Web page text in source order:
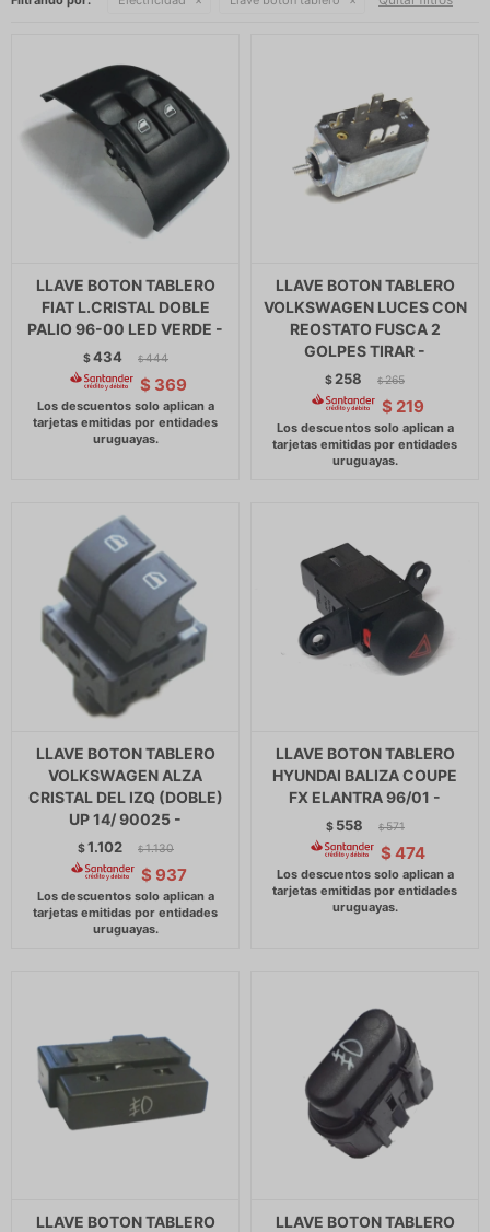
LLAVE BOTON TABLERO
FIAT L.CRISTAL DOBLE
PALIO 96-00 LED VERDE -
$434 $ 444
$ 369
LLAVE BOTON TABLERO
VOLKSWAGEN LUCES CON
REOSTATO FUSCA 2
GOLPES TIRAR -
$ 258 $ 265
$ 219
LLAVE BOTON TABLERO
VOLKSWAGEN ALZA
CRISTAL DEL IZQ (DOBLE)
UP 14/ 90025 -
$1.102 $ 1.130
$ 937
LLAVE BOTON TABLERO
HYUNDAI BALIZA COUPE
FX ELANTRA 96/01 -
$ 558 $ 571
$ 474
LLAVE BOTON TABLERO
LLAVE BOTON TABLERO